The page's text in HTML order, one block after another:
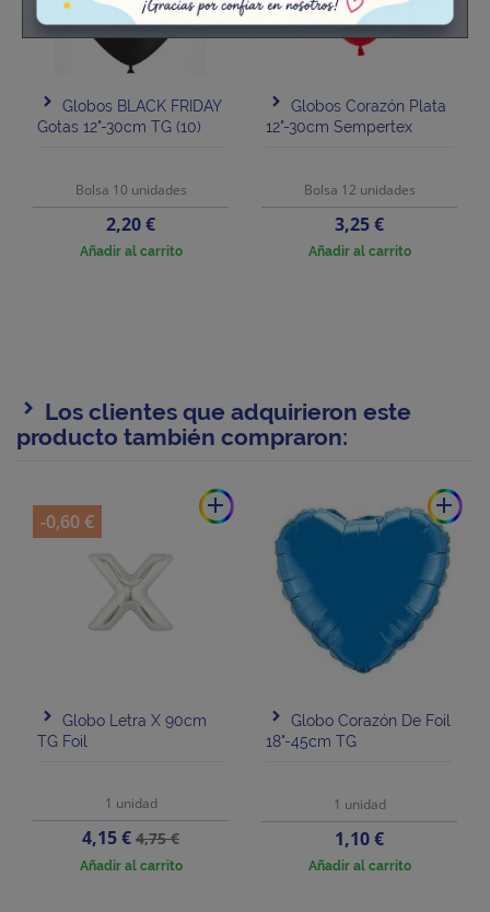
Globos BLACK FRIDAY
Gotas 12"-30cm TG (10)
Bolsa 10 unidades
Precio
2,20 €
Añadir al carrito
Globos Corazón Plata
12"-30cm Sempertex
Bolsa 12 unidades
Precio
3,25 €
Añadir al carrito
Los clientes que adquirieron este
producto también compraron:
add
Globo Letra X 90cm
TG Foil
1 unidad
Precio
4,15 €Precio
base
4,75 €
Añadir al carrito
-0,60 €
add
Globo Corazón De Foil
18"-45cm TG
1 unidad
Precio
1,10 €
Añadir al carrito